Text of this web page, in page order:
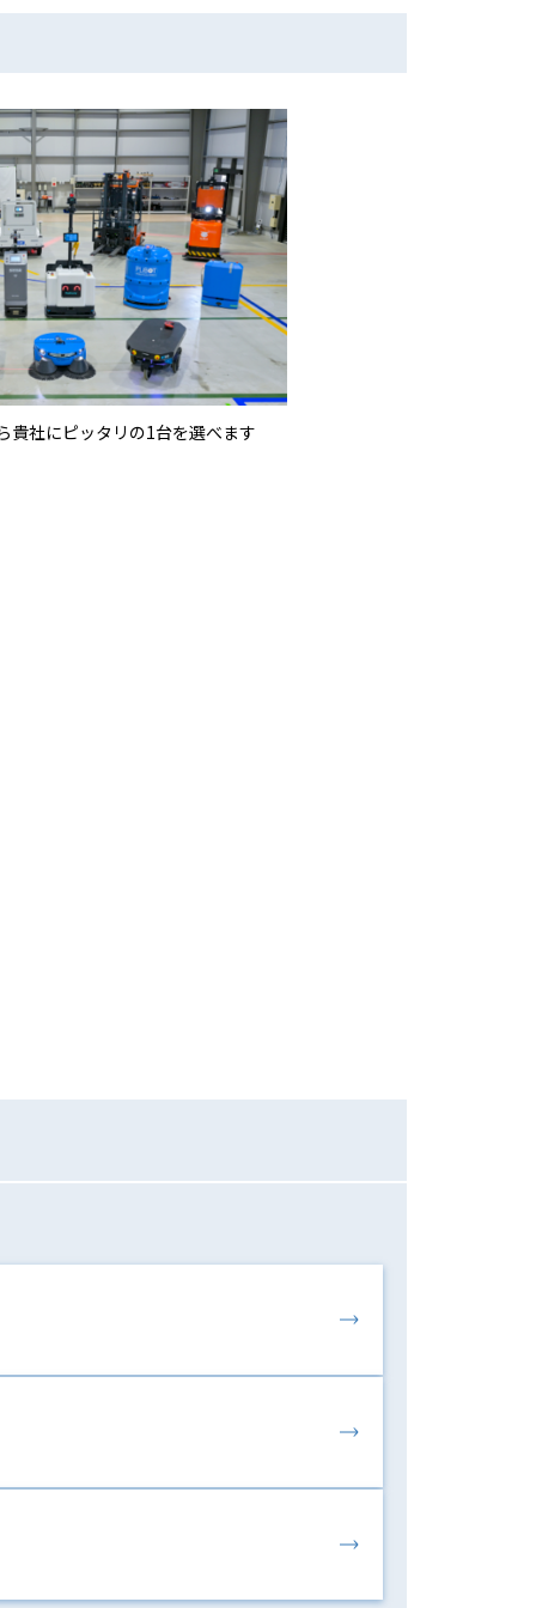
貴社にピッタリの1台を選べます